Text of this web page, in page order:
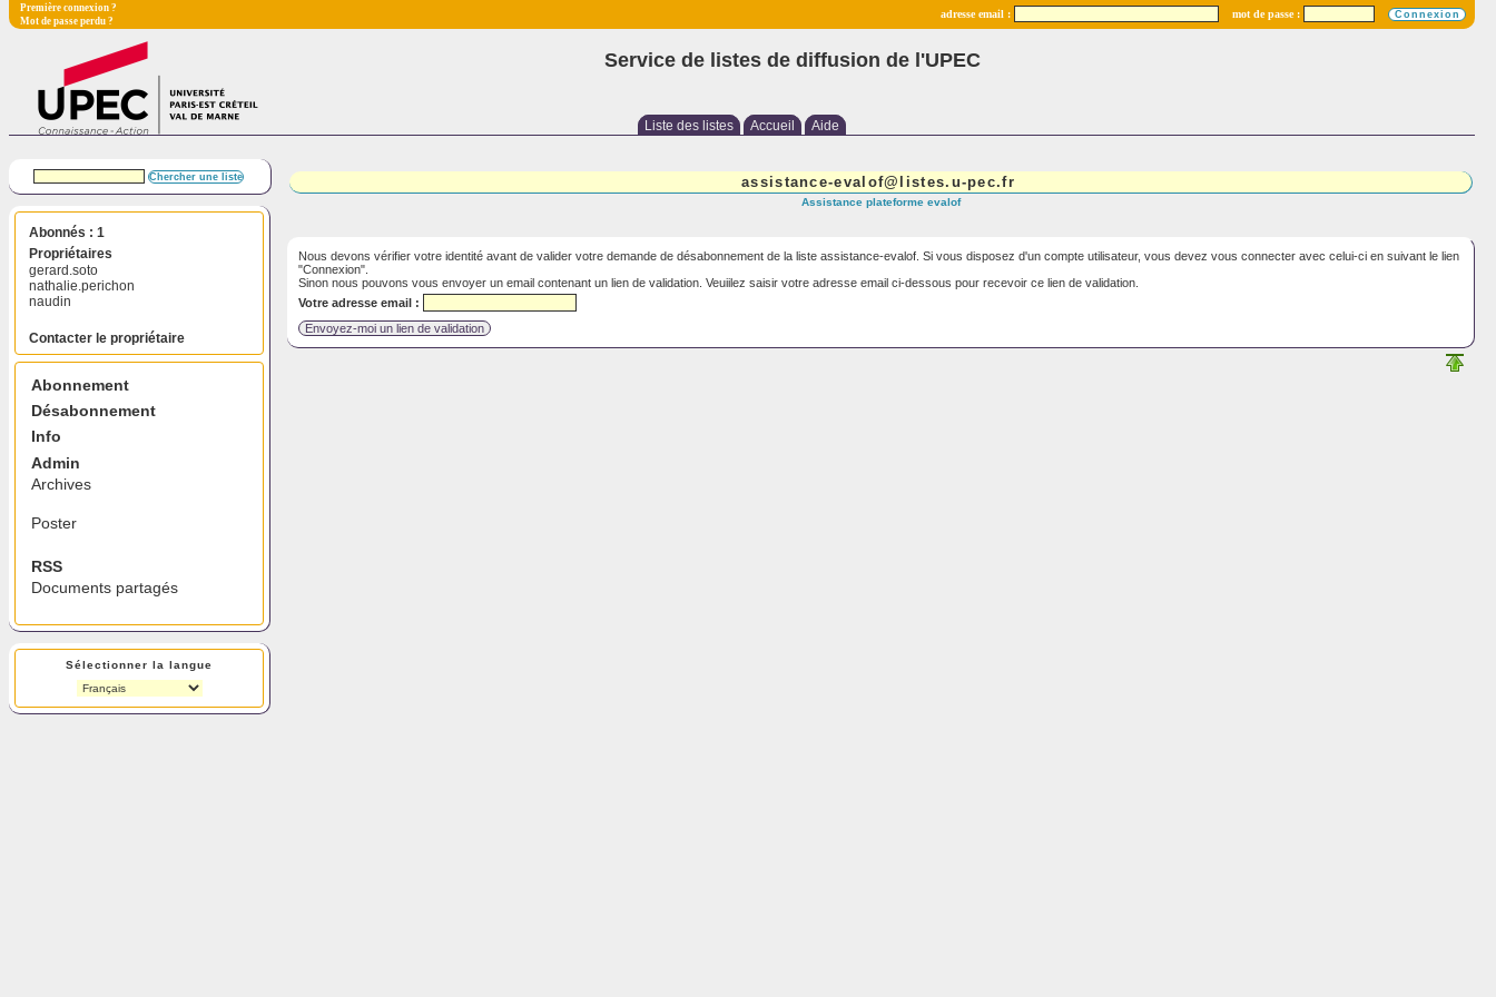
adresse email : mot de passe :
Première connexion ?
Mot de passe perdu ?
Service de listes de diffusion de l'UPEC
Liste des listes Accueil Aide
Abonnés : 1
Propriétaires
gerard.soto
nathalie.perichon
naudin
Contacter le propriétaire
Abonnement
Désabonnement
Info
Admin
Archives
Poster
RSS
Documents partagés
Sélectionner la langue
assistance-evalof@listes.u-pec.fr
Assistance plateforme evalof
Nous devons vérifier votre identité avant de valider votre demande de désabonnement de la liste assistance-evalof. Si vous disposez d'un compte utilisateur, vous devez vous connecter avec celui-ci en suivant le lien
"Connexion".
Sinon nous pouvons vous envoyer un email contenant un lien de validation. Veuiilez saisir votre adresse email ci-dessous pour recevoir ce lien de validation.
Votre adresse email :